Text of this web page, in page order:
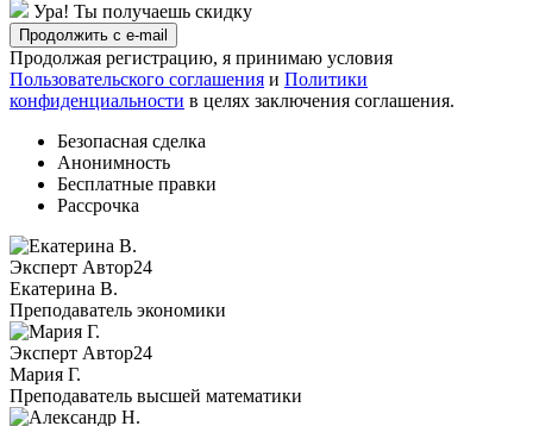
Ура! Ты получаешь скидку
Продолжить с e-mail
Продолжая регистрацию, я принимаю условия
Пользовательского соглашения и Политики
конфиденциальности в целях заключения соглашения.
Безопасная сделка
Анонимность
Бесплатные правки
Рассрочка
Эксперт Автор24
Екатерина B.
Преподаватель экономики
Эксперт Автор24
Мария Г.
Преподаватель высшей математики